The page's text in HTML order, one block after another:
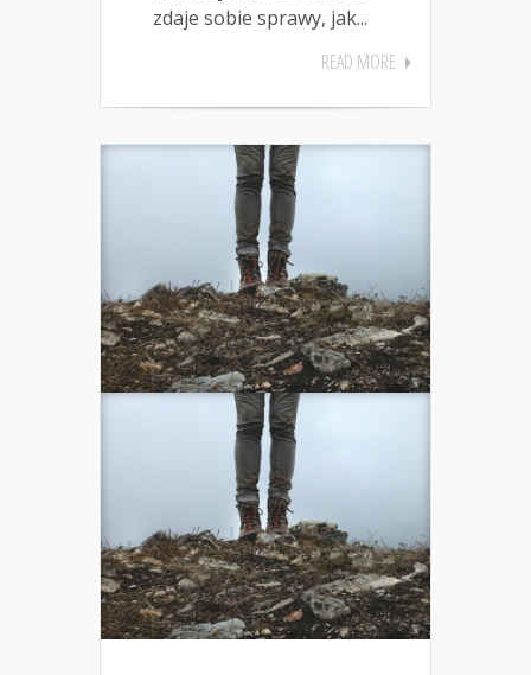
zdaje sobie sprawy, jak...
READ MORE